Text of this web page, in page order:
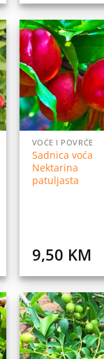
VOĆE I POVRĆE
Sadnica voća
Nektarina
patuljasta
9,50 KM